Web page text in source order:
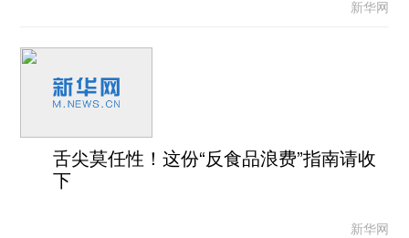
新华网
舌尖莫任性！这份“反食品浪费”指南请收
下
新华网